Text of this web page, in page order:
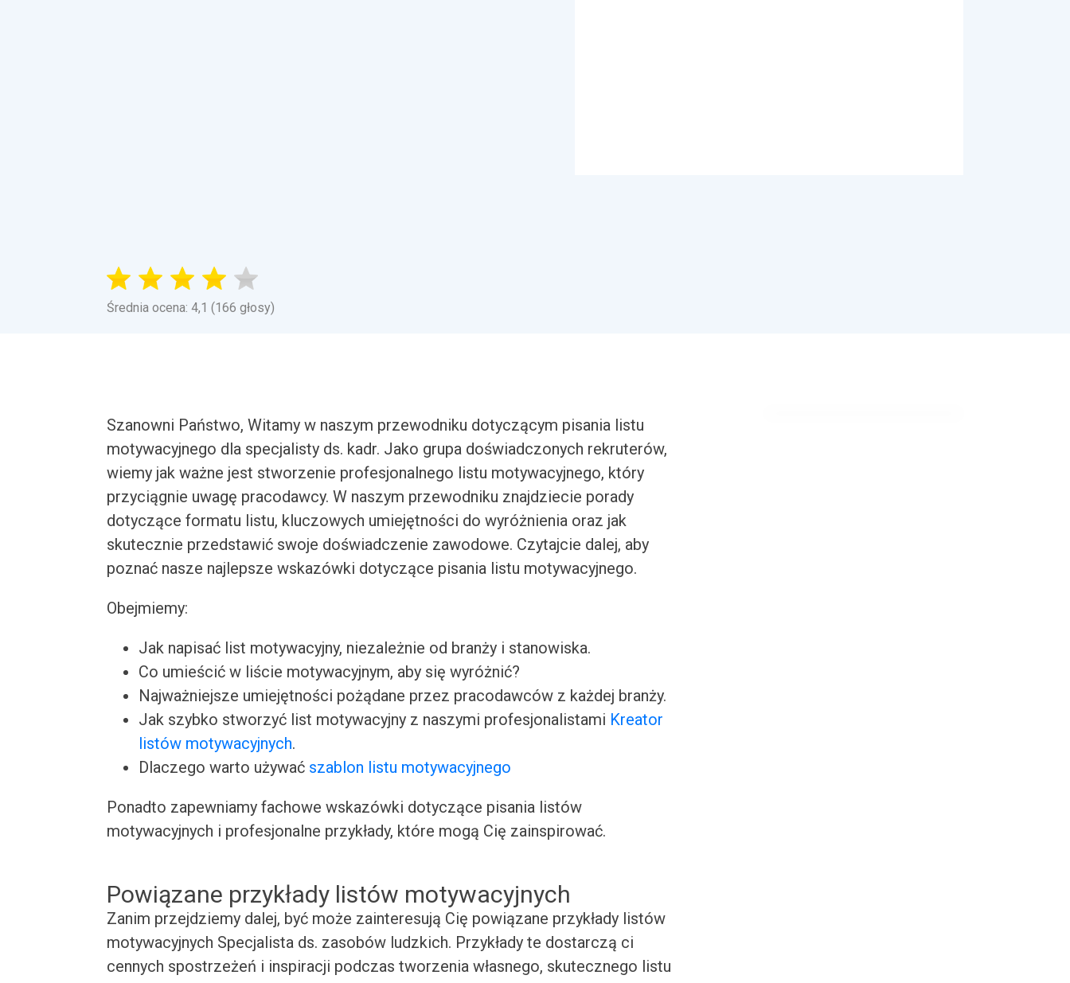
Średnia ocena: 4,1 (166 głosy)
Szanowni Państwo, Witamy w naszym przewodniku dotyczącym pisania listu
motywacyjnego dla specjalisty ds. kadr. Jako grupa doświadczonych rekruterów,
wiemy jak ważne jest stworzenie profesjonalnego listu motywacyjnego, który
przyciągnie uwagę pracodawcy. W naszym przewodniku znajdziecie porady
dotyczące formatu listu, kluczowych umiejętności do wyróżnienia oraz jak
skutecznie przedstawić swoje doświadczenie zawodowe. Czytajcie dalej, aby
poznać nasze najlepsze wskazówki dotyczące pisania listu motywacyjnego.
Obejmiemy:
Jak napisać list motywacyjny, niezależnie od branży i stanowiska.
Co umieścić w liście motywacyjnym, aby się wyróżnić?
Najważniejsze umiejętności pożądane przez pracodawców z każdej branży.
Jak szybko stworzyć list motywacyjny z naszymi profesjonalistami Kreator
listów motywacyjnych.
Dlaczego warto używać szablon listu motywacyjnego
Ponadto zapewniamy fachowe wskazówki dotyczące pisania listów
motywacyjnych i profesjonalne przykłady, które mogą Cię zainspirować.
Powiązane przykłady listów motywacyjnych
Zanim przejdziemy dalej, być może zainteresują Cię powiązane przykłady listów
motywacyjnych Specjalista ds. zasobów ludzkich. Przykłady te dostarczą ci
cennych spostrzeżeń i inspiracji podczas tworzenia własnego, skutecznego listu